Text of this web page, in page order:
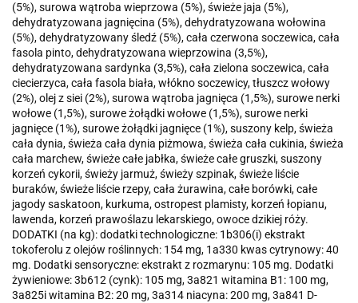
(5%), surowa wątroba wieprzowa (5%), świeże jaja (5%),
dehydratyzowana jagnięcina (5%), dehydratyzowana wołowina
(5%), dehydratyzowany śledź (5%), cała czerwona soczewica, cała
fasola pinto, dehydratyzowana wieprzowina (3,5%),
dehydratyzowana sardynka (3,5%), cała zielona soczewica, cała
ciecierzyca, cała fasola biała, włókno soczewicy, tłuszcz wołowy
(2%), olej z siei (2%), surowa wątroba jagnięca (1,5%), surowe nerki
wołowe (1,5%), surowe żołądki wołowe (1,5%), surowe nerki
jagnięce (1%), surowe żołądki jagnięce (1%), suszony kelp, świeża
cała dynia, świeża cała dynia piżmowa, świeża cała cukinia, świeża
cała marchew, świeże całe jabłka, świeże całe gruszki, suszony
korzeń cykorii, świeży jarmuż, świeży szpinak, świeże liście
buraków, świeże liście rzepy, cała żurawina, całe borówki, całe
jagody saskatoon, kurkuma, ostropest plamisty, korzeń łopianu,
lawenda, korzeń prawoślazu lekarskiego, owoce dzikiej róży.
DODATKI (na kg): dodatki technologiczne: 1b306(i) ekstrakt
tokoferolu z olejów roślinnych: 154 mg, 1a330 kwas cytrynowy: 40
mg. Dodatki sensoryczne: ekstrakt z rozmarynu: 105 mg. Dodatki
żywieniowe: 3b612 (cynk): 105 mg, 3a821 witamina B1: 100 mg,
3a825i witamina B2: 20 mg, 3a314 niacyna: 200 mg, 3a841 D-